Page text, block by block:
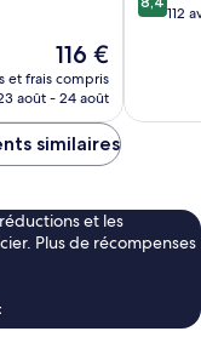
Le
nouveau
prix
de
116 €
et frais compris
août - 24 août
sur 112
similaires
et les
Plus de récompenses